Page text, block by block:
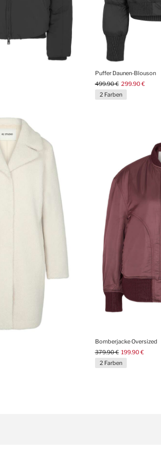
Puffer Daunen-Blouson
499.90 € 299.90 €
2 Farben
Bomberjacke Oversized
379.90 € 199.90 €
2 Farben